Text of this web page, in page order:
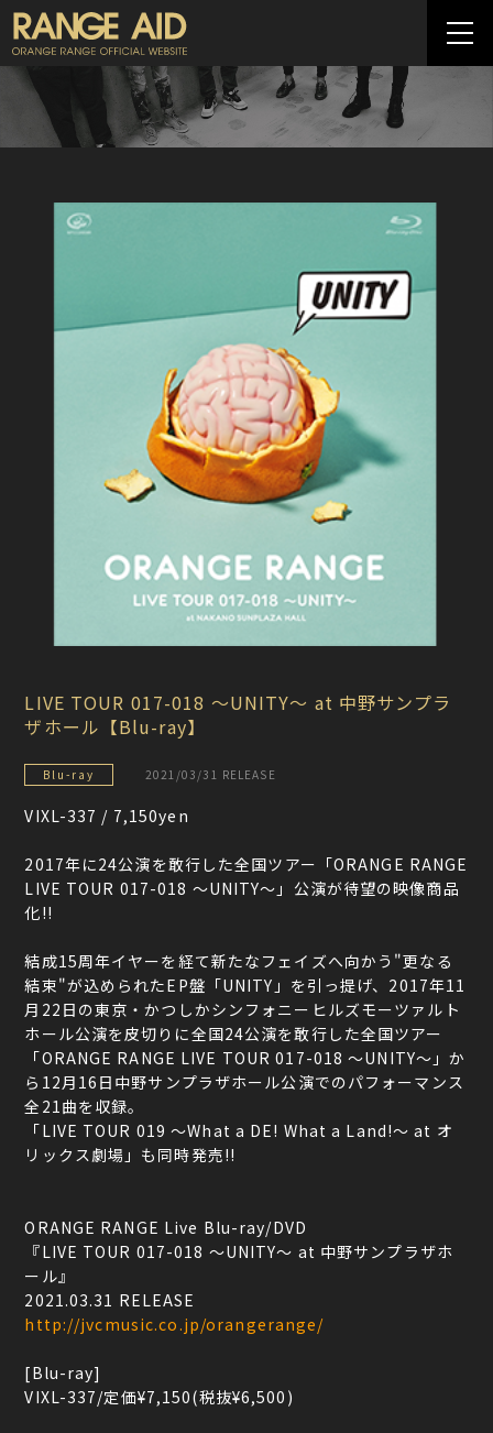
LIVE TOUR 017-018 ～UNITY～ at 中野サンプラ
ザホール【Blu-ray】
Blu-ray 2021/03/31 RELEASE
VIXL-337 / 7,150yen
2017年に24公演を敢行した全国ツアー「ORANGE RANGE
LIVE TOUR 017-018 ～UNITY～」公演が待望の映像商品
化!!
結成15周年イヤーを経て新たなフェイズへ向かう"更なる
結束"が込められたEP盤「UNITY」を引っ提げ、2017年11
月22日の東京・かつしかシンフォニーヒルズモーツァルト
ホール公演を皮切りに全国24公演を敢行した全国ツアー
「ORANGE RANGE LIVE TOUR 017-018 ～UNITY～」か
ら12月16日中野サンプラザホール公演でのパフォーマンス
全21曲を収録。
「LIVE TOUR 019 ～What a DE! What a Land!～ at オ
リックス劇場」も同時発売!!
ORANGE RANGE Live Blu-ray/DVD
『LIVE TOUR 017-018 ～UNITY～ at 中野サンプラザホ
ール』
2021.03.31 RELEASE
http://jvcmusic.co.jp/orangerange/
[Blu-ray]
VIXL-337/定価¥7,150(税抜¥6,500)